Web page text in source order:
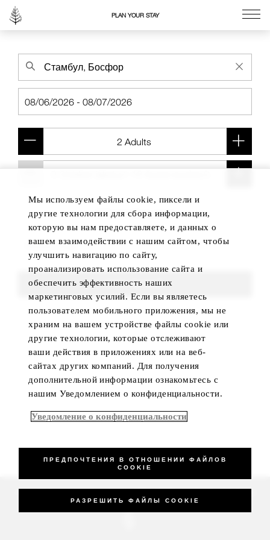
PLAN YOUR STAY
Add another room
FIND ROOMS
_Four Seasons Hotels Limited 1997-2026. All Rights Reserved.
Мы используем файлы cookie, пиксели и
другие технологии для сбора информации,
которую вы нам предоставляете, и данных о
вашем взаимодействии с нашим сайтом, чтобы
улучшить навигацию по сайту,
проанализировать использование сайта и
обеспечить эффективность наших
маркетинговых усилий. Если вы являетесь
пользователем мобильного приложения, мы не
храним на вашем устройстве файлы cookie или
другие технологии, которые отслеживают
ваши действия в приложениях или на веб-
сайтах других компаний. Для получения
дополнительной информации ознакомьтесь с
нашим Уведомлением о конфиденциальности.
Уведомление о конфиденциальности
ПРЕДПОЧТЕНИЯ В ОТНОШЕНИИ ФАЙЛОВ
COOKIE
РАЗРЕШИТЬ ФАЙЛЫ COOKIE